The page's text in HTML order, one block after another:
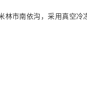
市南依沟，采用真空冷